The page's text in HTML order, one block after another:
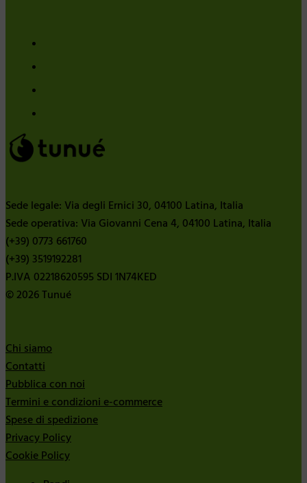
Sede legale: Via degli Ernici 30, 04100 Latina, Italia
Sede operativa: Via Giovanni Cena 4, 04100 Latina, Italia
(+39) 0773 661760
(+39) 3519192281
P.IVA 02218620595 SDI 1N74KED
© 2026 Tunué
Chi siamo
Contatti
Pubblica con noi
Termini e condizioni e-commerce
Spese di spedizione
Privacy Policy
Cookie Policy